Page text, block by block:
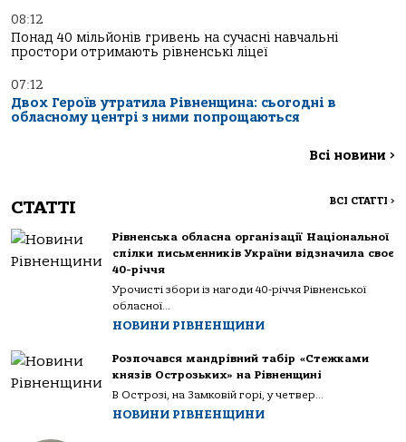
08:12
Понад 40 мільйонів гривень на сучасні навчальні
простори отримають рівненські ліцеї
07:12
Двох Героїв утратила Рівненщина: сьогодні в
обласному центрі з ними попрощаються
Всі новини >
СТАТТІ ВСІ СТАТТІ >
Рівненська обласна організації Національної
спілки письменників України відзначила своє
40-річчя
Урочисті збори із нагоди 40-річчя Рівненської
обласної...
НОВИНИ РІВНЕНЩИНИ
Розпочався мандрівний табір «Стежками
князів Острозьких» на Рівненщині
В Острозі, на Замковій горі, у четвер...
НОВИНИ РІВНЕНЩИНИ